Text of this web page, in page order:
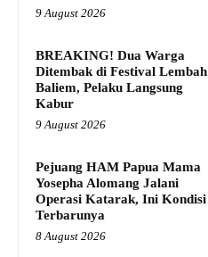
9 August 2026
BREAKING! Dua Warga
Ditembak di Festival Lembah
Baliem, Pelaku Langsung
Kabur
9 August 2026
Pejuang HAM Papua Mama
Yosepha Alomang Jalani
Operasi Katarak, Ini Kondisi
Terbarunya
8 August 2026